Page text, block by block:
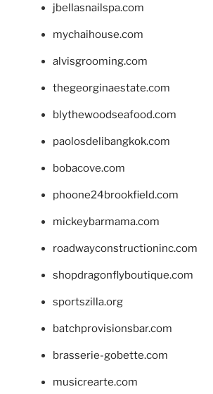
jbellasnailspa.com
mychaihouse.com
alvisgrooming.com
thegeorginaestate.com
blythewoodseafood.com
paolosdelibangkok.com
bobacove.com
phoone24brookfield.com
mickeybarmama.com
roadwayconstructioninc.com
shopdragonflyboutique.com
sportszilla.org
batchprovisionsbar.com
brasserie-gobette.com
musicrearte.com